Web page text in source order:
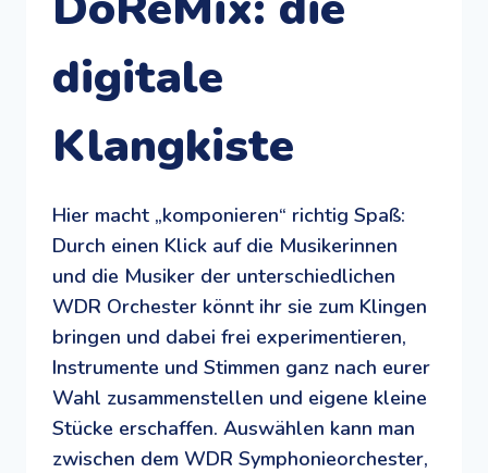
digitale
Klangkiste
Hier macht „komponieren“ richtig Spaß:
Durch einen Klick auf die Musikerinnen
und die Musiker der unterschiedlichen
WDR Orchester könnt ihr sie zum Klingen
bringen und dabei frei experimentieren,
Instrumente und Stimmen ganz nach eurer
Wahl zusammenstellen und eigene kleine
Stücke erschaffen. Auswählen kann man
zwischen dem WDR Symphonieorchester,